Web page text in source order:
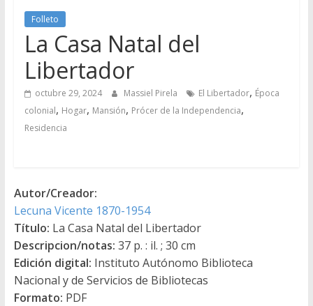
Folleto
La Casa Natal del
Libertador
octubre 29, 2024 Massiel Pirela El Libertador, Época
colonial, Hogar, Mansión, Prócer de la Independencia,
Residencia
Autor/Creador:
Lecuna Vicente 1870-1954
Título: La Casa Natal del Libertador
Descripcion/notas: 37 p. : il. ; 30 cm
Edición digital: Instituto Autónomo Biblioteca
Nacional y de Servicios de Bibliotecas
Formato: PDF